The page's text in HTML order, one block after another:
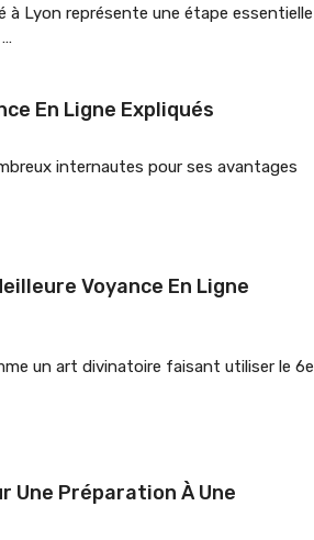
à Lyon représente une étape essentielle
En Ligne Expliqués
internautes pour ses avantages
Voyance En Ligne
un art divinatoire faisant utiliser le 6e
Une Préparation À Une